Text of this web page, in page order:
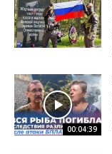
00:04:39